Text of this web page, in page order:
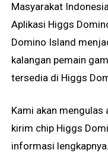
Masyarakat
Aplikasi Higgs
Domino Island
kalangan pemain
tersedia di Higgs
Kami akan mengulas
kirim chip Higgs
informasi lengkapnya.